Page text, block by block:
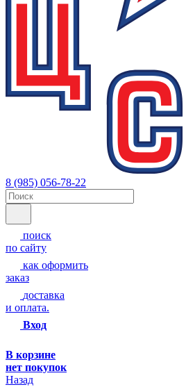
8 (985) 056-78-22
поиск
по сайту
как оформить
заказ
доставка
и оплата.
Вход
В корзине
нет покупок
Назад